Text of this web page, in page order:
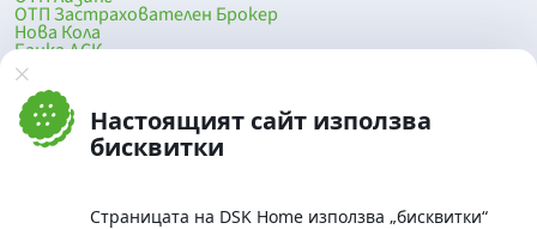
Настоящият сайт използва
бисквитки
Страницата на DSK Home използва „бисквитки“
ОТП Застрахователен Брокер
Нова Кола
Банка ДСК
DSK Mobile
Оферти за продажба от Банка ДСК
Клонова мрежа и банкомати
До началото на страницата